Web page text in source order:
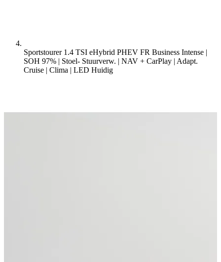
Sportstourer 1.4 TSI eHybrid PHEV FR Business Intense |
SOH 97% | Stoel- Stuurverw. | NAV + CarPlay | Adapt.
Cruise | Clima | LED Huidig